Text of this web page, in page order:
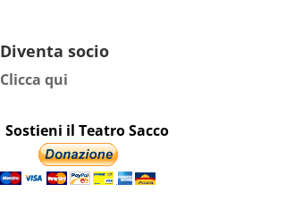
Diventa socio
Clicca qui
Sostieni il Teatro Sacco